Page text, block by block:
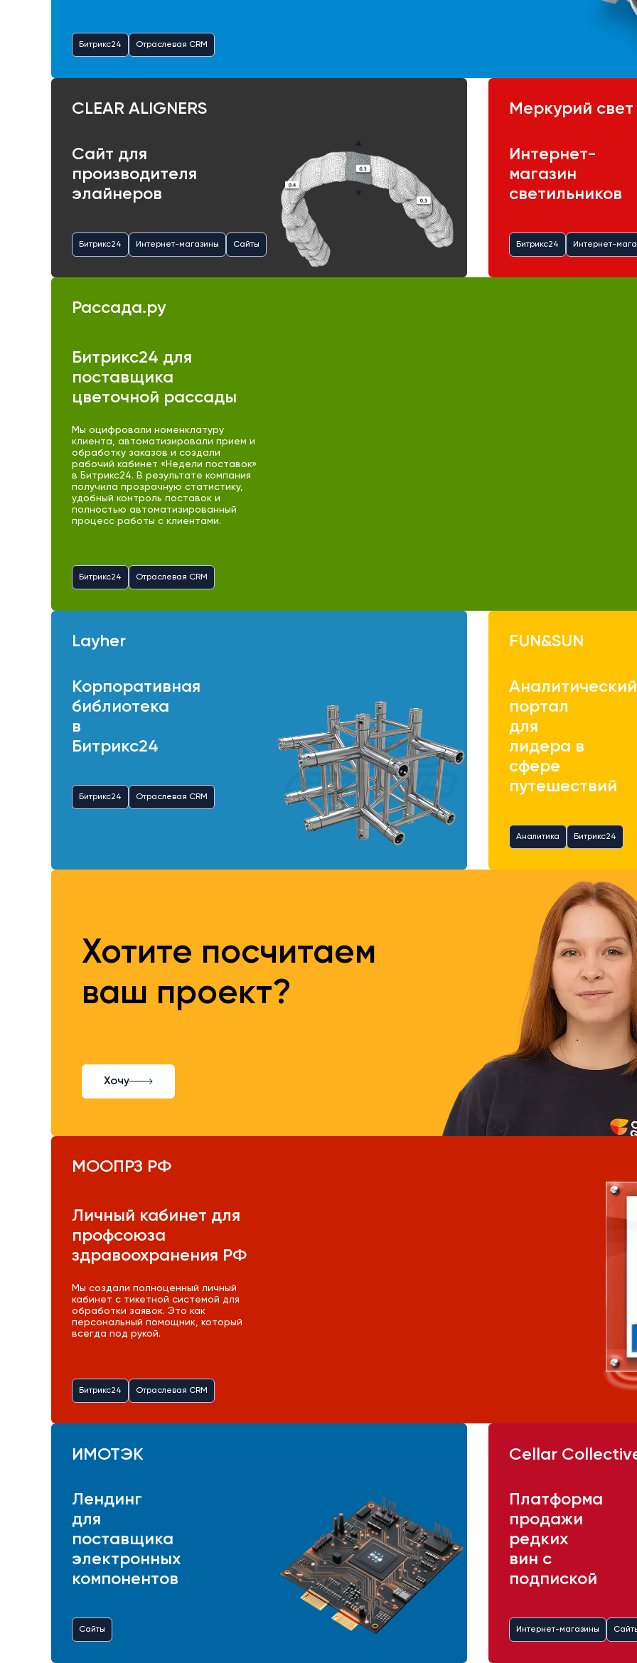
Битрикс24 Отраслевая CRM
CLEAR ALIGNERS
Сайт для
производителя
элайнеров
Битрикс24 Интернет-магазины Сайты
Меркурий свет
Интернет-
магазин
светильников
Битрикс24 Интернет-
Рассада.ру
Битрикс24 для
поставщика
цветочной рассады
Мы оцифровали номенклатуру
клиента, автоматизировали прием и
обработку заказов и создали
рабочий кабинет «Недели поставок»
в Битрикс24. В результате компания
получила прозрачную статистику,
удобный контроль поставок и
полностью автоматизированный
процесс работы с клиентами.
Битрикс24 Отраслевая CRM
Layher
Корпоративная
библиотека
в
Битрикс24
Битрикс24 Отраслевая CRM
FUN&SUN
Аналитический
портал
для
лидера в
сфере
путешествий
Аналитика Битрикс24
Хотите посчитаем
ваш проект?
Хочу
МООПРЗ РФ
Личный кабинет для
профсоюза
здравоохранения РФ
Мы создали полноценный личный
кабинет с тикетной системой для
обработки заявок. Это как
персональный помощник, который
всегда под рукой.
Битрикс24 Отраслевая CRM
ИМОТЭК
Лендинг
для
поставщика
электронных
компонентов
Сайты
Cellar
Платформа
продажи
редких
вин с
подпиской
Интернет-магазины